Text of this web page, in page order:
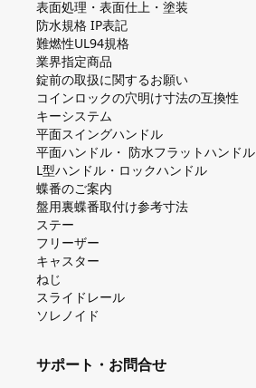
表面処理・表面仕上・塗装
防⽔規格 IP表記
難燃性UL94規格
業界指定商品
錠前の取扱に関するお願い
コインロックの⽳明け⼨法の互換性
キーシステム
平⾯スイングハンドル
平⾯ハンドル・ 防⽔フラットハンドル
L型ハンドル・ロックハンドル
蝶番のご案内
盤⽤裏蝶番取付け参考⼨法
ステー
フリーザー
キャスター
ねじ
スライドレール
ソレノイド
サポート・お問合せ